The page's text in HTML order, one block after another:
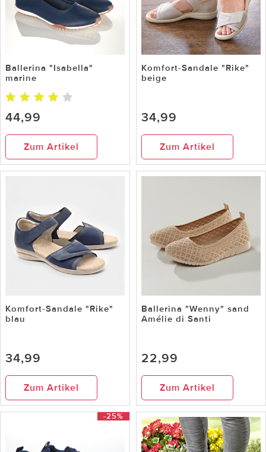
Ballerina "Isabella"
marine
44,99
Zum Artikel
Komfort-Sandale "Rike"
beige
34,99
Zum Artikel
Komfort-Sandale "Rike"
blau
34,99
Zum Artikel
Ballerina "Wenny" sand
Amélie di Santi
22,99
Zum Artikel
-25%